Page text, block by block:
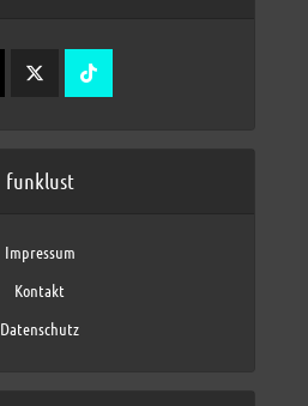
funklust
Impressum
Kontakt
Datenschutz